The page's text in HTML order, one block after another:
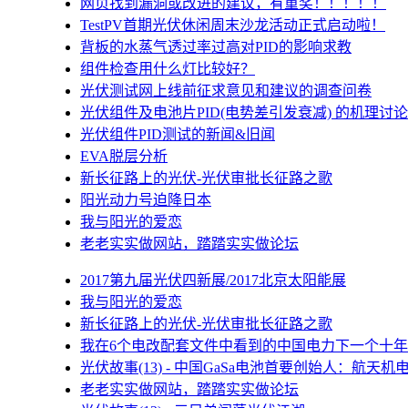
TestPV首期光伏休闲周末沙龙活动正式启动啦！
背板的水蒸气透过率过高对PID的影响求教
组件检查用什么灯比较好？
光伏测试网上线前征求意见和建议的调查问卷
光伏组件及电池片PID(电势差引发衰减) 的机理讨论
光伏组件PID测试的新闻&旧闻
EVA脱层分析
新长征路上的光伏-光伏审批长征路之歌
阳光动力号迫降日本
我与阳光的爱恋
老老实实做网站，踏踏实实做论坛
2017第九届光伏四新展/2017北京太阳能展
我与阳光的爱恋
新长征路上的光伏-光伏审批长征路之歌
我在6个电改配套文件中看到的中国电力下一个十年
光伏故事(13) - 中国GaSa电池首要创始人：航天机
老老实实做网站，踏踏实实做论坛